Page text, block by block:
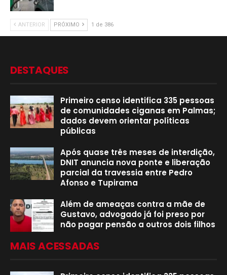
ANTERIOR PRÓXIMO 1 de 386
DESTAQUES
Primeiro censo identifica 335 pessoas
de comunidades ciganas em Palmas;
dados devem orientar políticas
públicas
Após quase três meses de interdição,
DNIT anuncia nova ponte e liberação
parcial da travessia entre Pedro
Afonso e Tupirama
Além de ameaças contra a mãe de
Gustavo, advogado já foi preso por
não pagar pensão a outros dois filhos
MAIS ACESSADAS